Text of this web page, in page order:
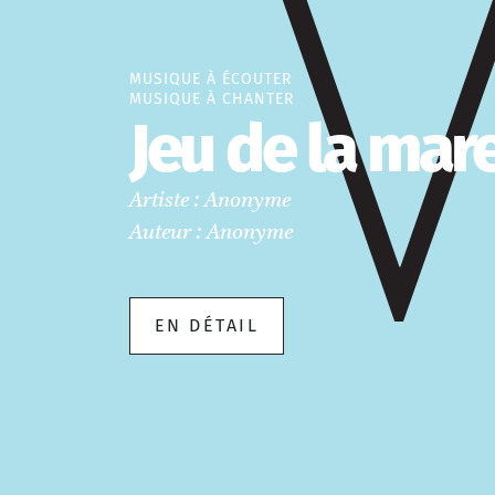
MUSIQUE À ÉCOUTER
MUSIQUE À CHANTER
Jeu de la
Artiste : Anonyme
Auteur : Anonyme
EN DÉTAIL